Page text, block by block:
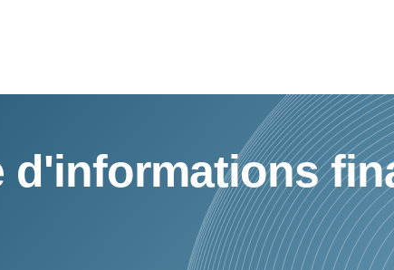
d'informations